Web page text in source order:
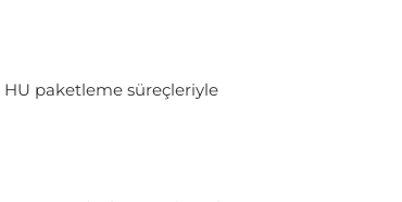
HU paketleme süreçleriyle